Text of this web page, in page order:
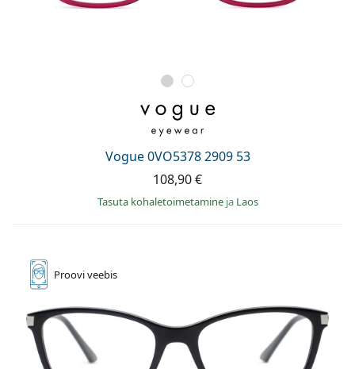
Vogue 0VO5378 2909 53
108,90 €
Tasuta kohaletoimetamine ja Laos
Prooviveebis